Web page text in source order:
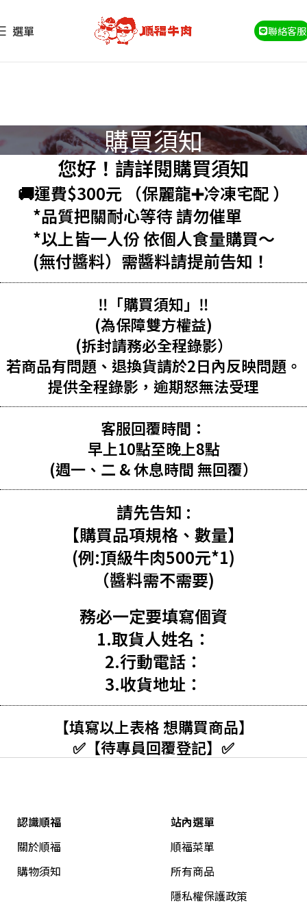
選單 聯絡客服
購買須知
您好！請詳閱購買須知
🚚運費$300元 （保麗龍➕冷凍宅配 ）
*品質把關耐心等待 請勿催單
*以上皆一人份 依個人食量購買～
(無付醬料）需醬料請提前告知！
‼️「購買須知」‼️
(為保障雙方權益)
(拆封請務必全程錄影）
若商品有問題、退換貨請於2日內反映問題。
提供全程錄影，逾期怒無法受理
客服回覆時間：
早上10點至晚上8點
(週一、二 & 休息時間 無回覆）
請先告知 :
【購買品項規格、數量】
(例:頂級牛肉500元*1)
（醬料需不需要)
務必一定要填寫個資
1.取貨人姓名：
2.行動電話：
3.收貨地址：
【填寫以上表格 想購買商品】
✅【待專員回覆登記】✅
認識順福
關於順福
購物須知
站內選單
順福菜單
所有商品
隱私權保護政策